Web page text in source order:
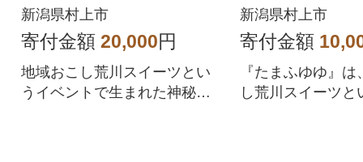
9003
新潟県村上市
寄付金額 20,000円
地域おこし荒川スイーツとい
うイベントで生まれた神秘の
9002
新潟県村上市
寄付金額
『たまふゆゆ』
し荒川スイーツと